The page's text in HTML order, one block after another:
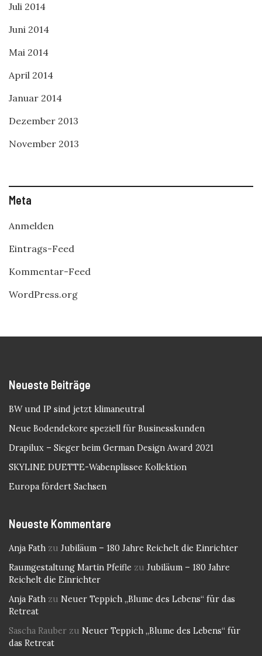
Juli 2014
Juni 2014
Mai 2014
April 2014
Januar 2014
Dezember 2013
November 2013
Meta
Anmelden
Eintrags-Feed
Kommentar-Feed
WordPress.org
Neueste Beiträge
BW und IP sind jetzt klimaneutral
Neue Bodendekore speziell für Businesskunden
Drapilux – Sieger beim German Design Award 2021
SKYLINE DUETTE-Wabenplissee Kollektion
Europa fördert Sachsen
Neueste Kommentare
Anja Fath zu Jubiläum – 180 Jahre Reichelt die Einrichter
Raumgestaltung Martin Pfeifle zu Jubiläum – 180 Jahre
Reichelt die Einrichter
Anja Fath zu Neuer Teppich „Blume des Lebens“ für das
Retreat
Sascha Rauber zu Neuer Teppich „Blume des Lebens“ für
das Retreat